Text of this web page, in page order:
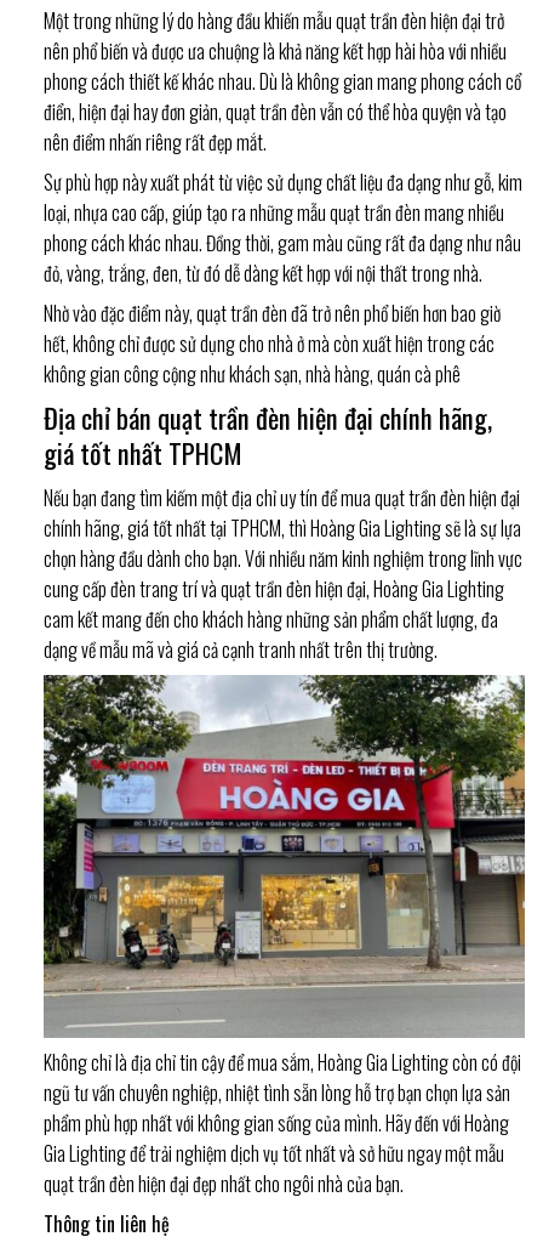
Một trong những lý do hàng đầu khiến mẫu quạt trần đèn hiện đại trở
nên phổ biến và được ưa chuộng là khả năng kết hợp hài hòa với nhiều
phong cách thiết kế khác nhau. Dù là không gian mang phong cách cổ
điển, hiện đại hay đơn giản, quạt trần đèn vẫn có thể hòa quyện và tạo
nên điểm nhấn riêng rất đẹp mắt.
Sự phù hợp này xuất phát từ việc sử dụng chất liệu đa dạng như gỗ, kim
loại, nhựa cao cấp, giúp tạo ra những mẫu quạt trần đèn mang nhiều
phong cách khác nhau. Đồng thời, gam màu cũng rất đa dạng như nâu
đỏ, vàng, trắng, đen, từ đó dễ dàng kết hợp với nội thất trong nhà.
Nhờ vào đặc điểm này, quạt trần đèn đã trở nên phổ biến hơn bao giờ
hết, không chỉ được sử dụng cho nhà ở mà còn xuất hiện trong các
không gian công cộng như khách sạn, nhà hàng, quán cà phê
Địa chỉ bán quạt trần đèn hiện đại chính hãng,
giá tốt nhất TPHCM
Nếu bạn đang tìm kiếm một địa chỉ uy tín để mua quạt trần đèn hiện đại
chính hãng, giá tốt nhất tại TPHCM, thì Hoàng Gia Lighting sẽ là sự lựa
chọn hàng đầu dành cho bạn. Với nhiều năm kinh nghiệm trong lĩnh vực
cung cấp đèn trang trí và quạt trần đèn hiện đại, Hoàng Gia Lighting
cam kết mang đến cho khách hàng những sản phẩm chất lượng, đa
dạng về mẫu mã và giá cả cạnh tranh nhất trên thị trường.
Không chỉ là địa chỉ tin cậy để mua sắm, Hoàng Gia Lighting còn có đội
ngũ tư vấn chuyên nghiệp, nhiệt tình sẵn lòng hỗ trợ bạn chọn lựa sản
phẩm phù hợp nhất với không gian sống của mình. Hãy đến với Hoàng
Gia Lighting để trải nghiệm dịch vụ tốt nhất và sở hữu ngay một mẫu
quạt trần đèn hiện đại đẹp nhất cho ngôi nhà của bạn.
Thông tin liên hệ